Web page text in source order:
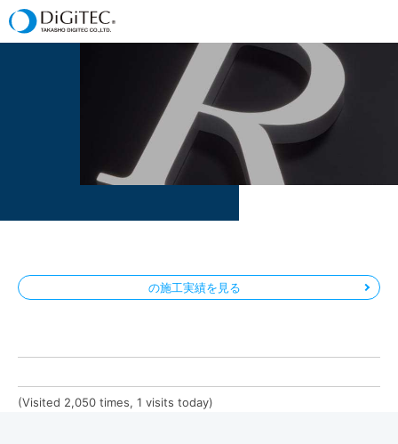
の施工実績を見る
(Visited 2,050 times, 1 visits today)